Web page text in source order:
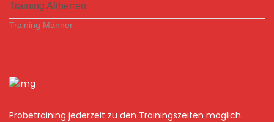
Training Altherren
Training Männer
Probetraining jederzeit zu den Trainingszeiten möglich.